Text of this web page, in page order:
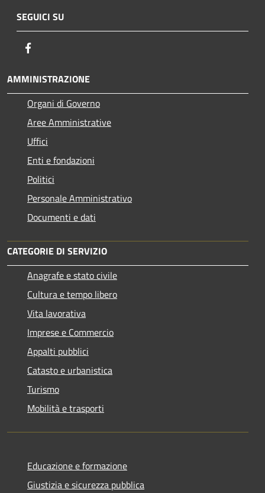
SEGUICI SU
AMMINISTRAZIONE
Organi di Governo
Aree Amministrative
Uffici
Enti e fondazioni
Politici
Personale Amministrativo
Documenti e dati
CATEGORIE DI SERVIZIO
Anagrafe e stato civile
Cultura e tempo libero
Vita lavorativa
Imprese e Commercio
Appalti pubblici
Catasto e urbanistica
Turismo
Mobilità e trasporti
Educazione e formazione
Giustizia e sicurezza pubblica